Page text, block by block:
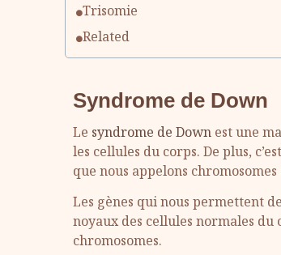
Trisomie
Related
Syndrome de Down
Le syndrome de Downest une
les cellules du corps. De plus,
que nous appelons
Les gènes qui nous permettent
noyaux des cellules normales
chromosomes.